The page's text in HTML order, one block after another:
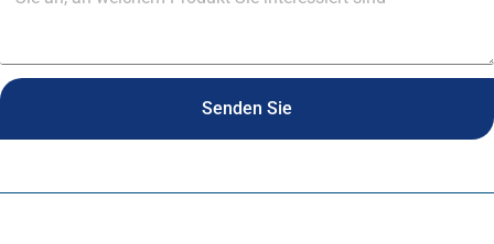
Senden Sie